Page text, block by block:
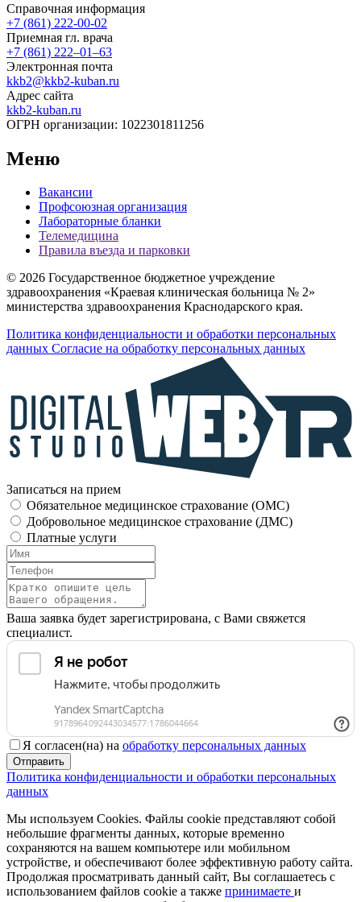
Справочная информация
+7 (861) 222-00-02
Приемная гл. врача
+7 (861) 222‒01‒63
Электронная почта
kkb2@kkb2-kuban.ru
Адрес сайта
kkb2-kuban.ru
ОГРН организации: 1022301811256
Меню
Вакансии
Профсоюзная организация
Лабораторные бланки
Телемедицина
Правила въезда и парковки
© 2026 Государственное бюджетное учреждение
здравоохранения «Краевая клиническая больница № 2»
министерства здравоохранения Краснодарского края.
Политика конфиденциальности и обработки персональных
данных Согласие на обработку персональных данных
Записаться на прием
Обязательное медицинское страхование (OMC)
Добровольное медицинское страхование (ДМС)
Платные услуги
Ваша заявка будет зарегистрирована, с Вами свяжется
специалист.
Я согласен(на) на обработку персональных данных
Отправить
Политика конфиденциальности и обработки персональных
данных
Мы используем Cookies. Файлы cookie представляют собой
небольшие фрагменты данных, которые временно
сохраняются на вашем компьютере или мобильном
устройстве, и обеспечивают более эффективную работу сайта.
Продолжая просматривать данный сайт, Вы соглашаетесь с
использованием файлов cookie а также принимаете и